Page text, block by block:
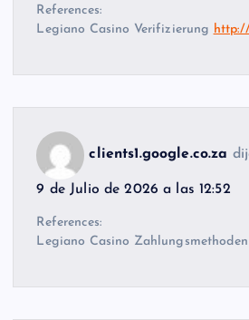
References:
Legiano Casino Verifizierung
clients1.google.co.za
9 de Julio de 2026 a las 12:52
References:
Legiano Casino Zahlungsmethoden